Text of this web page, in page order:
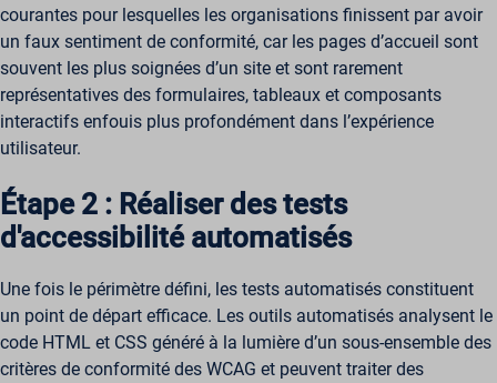
courantes pour lesquelles les organisations finissent par avoir
un faux sentiment de conformité, car les pages d’accueil sont
souvent les plus soignées d’un site et sont rarement
représentatives des formulaires, tableaux et composants
interactifs enfouis plus profondément dans l’expérience
utilisateur.
Étape 2 : Réaliser des tests
d'accessibilité automatisés
Une fois le périmètre défini, les tests automatisés constituent
un point de départ efficace. Les outils automatisés analysent le
code HTML et CSS généré à la lumière d’un sous-ensemble des
critères de conformité des WCAG et peuvent traiter des